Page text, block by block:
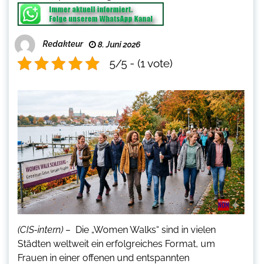
Redakteur 8. Juni 2026
5/5 - (1 vote)
(CIS-intern) – Die „Women Walks“ sind in vielen
Städten weltweit ein erfolgreiches Format, um
Frauen in einer offenen und entspannten